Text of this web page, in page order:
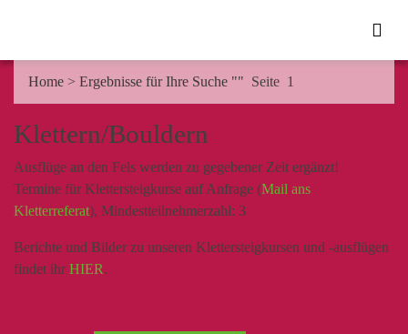
Home > Ergebnisse für Ihre Suche "" Seite 1
Klettern/Bouldern
Ausflüge an den Fels werden zu gegebener Zeit ergänzt!
Termine für Klettersteigkurse auf Anfrage (Mail ans
Kletterreferat), Mindestteilnehmerzahl: 3
Berichte und Bilder zu unseren Klettersteigkursen und -ausflügen
findet ihr HIER.